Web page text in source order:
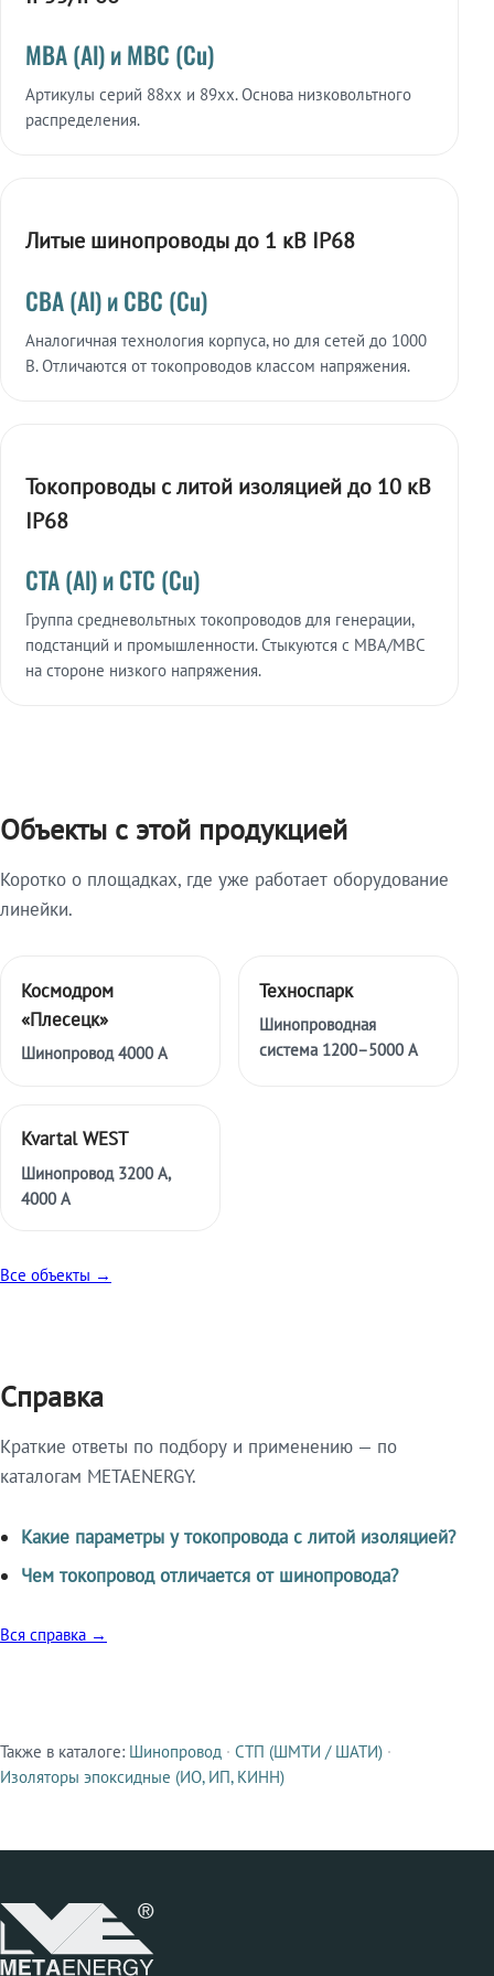
МВА (Al) и МВС (Cu)
Артикулы серий 88xx и 89xx. Основа низковольтного
распределения.
Литые шинопроводы до 1 кВ IP68
СВА (Al) и СВС (Cu)
Аналогичная технология корпуса, но для сетей до 1000
В. Отличаются от токопроводов классом напряжения.
Токопроводы с литой изоляцией до 10 кВ
IP68
СТА (Al) и СТС (Cu)
Группа средневольтных токопроводов для генерации,
подстанций и промышленности. Стыкуются с МВА/МВС
на стороне низкого напряжения.
Объекты с этой продукцией
Коротко о площадках, где уже работает оборудование
линейки.
Космодром
«Плесецк»
Шинопровод 4000 А
Техноспарк
Шинопроводная
система 1200–5000 А
Kvartal WEST
Шинопровод 3200 А,
4000 А
Все объекты →
Справка
Краткие ответы по подбору и применению — по
каталогам METAENERGY.
Какие параметры у токопровода с литой изоляцией?
Чем токопровод отличается от шинопровода?
Вся справка →
Смежные продукты
Также в каталоге: Шинопровод · СТП (ШМТИ / ШАТИ) ·
Изоляторы эпоксидные (ИО, ИП, КИНН)